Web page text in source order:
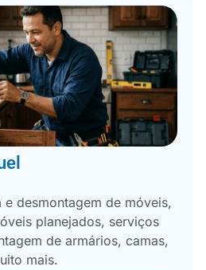
desmontagem de móveis,
planejados, serviços
de armários, camas,
mais.